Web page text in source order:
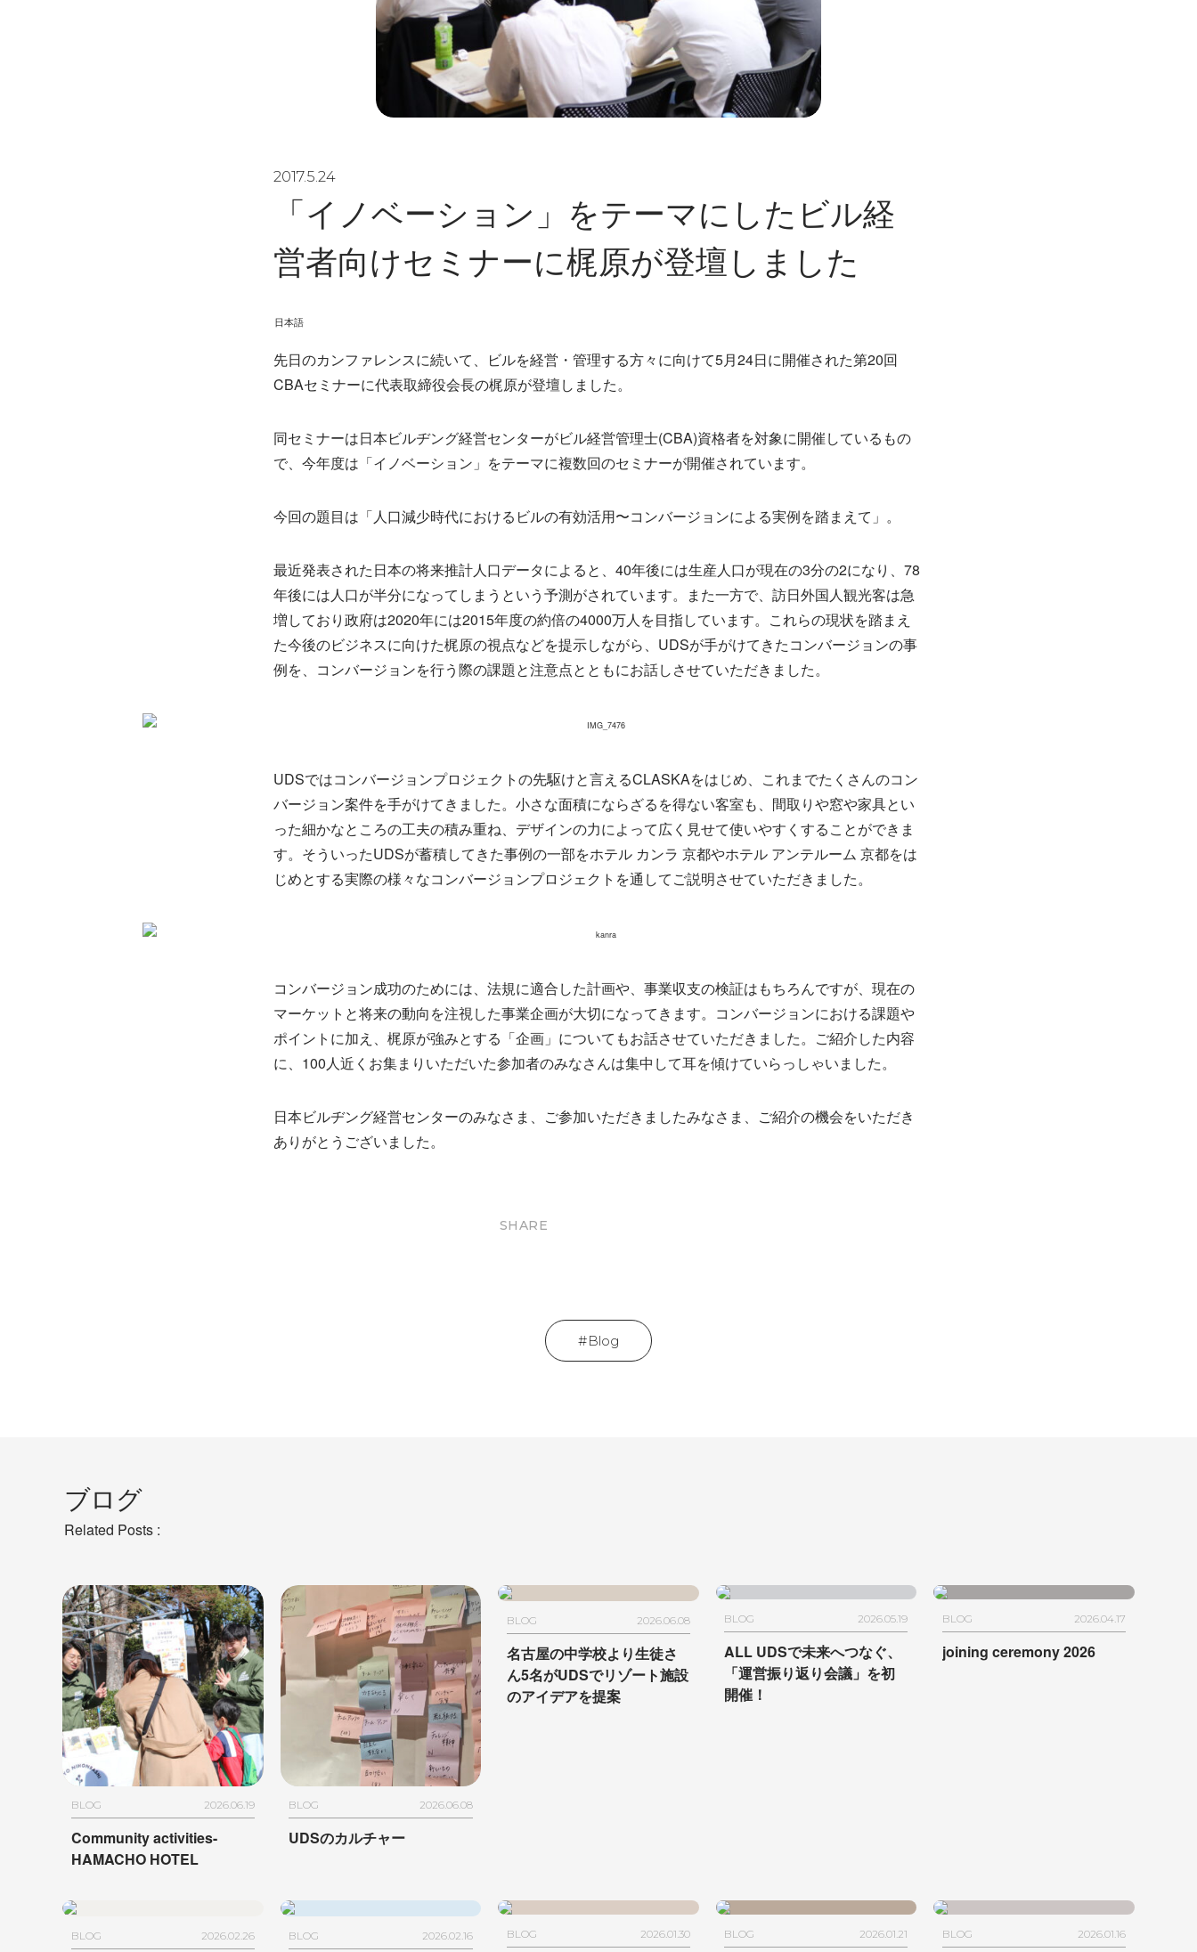
2017.5.24
「イノベーション」をテーマにしたビル経
営者向けセミナーに梶原が登壇しました
日本語
先日のカンファレンスに続いて、ビルを経営・管理する方々に向けて5月24日に開催された第20回
CBAセミナーに代表取締役会長の梶原が登壇しました。
同セミナーは日本ビルヂング経営センターがビル経営管理士(CBA)資格者を対象に開催しているもの
で、今年度は「イノベーション」をテーマに複数回のセミナーが開催されています。
今回の題目は「人口減少時代におけるビルの有効活用〜コンバージョンによる実例を踏まえて」。
最近発表された日本の将来推計人口データによると、40年後には生産人口が現在の3分の2になり、78
年後には人口が半分になってしまうという予測がされています。また一方で、訪日外国人観光客は急
増しており政府は2020年には2015年度の約倍の4000万人を目指しています。これらの現状を踏まえ
た今後のビジネスに向けた梶原の視点などを提示しながら、UDSが手がけてきたコンバージョンの事
例を、コンバージョンを行う際の課題と注意点とともにお話しさせていただきました。
UDSではコンバージョンプロジェクトの先駆けと言えるCLASKAをはじめ、これまでたくさんのコン
バージョン案件を手がけてきました。小さな面積にならざるを得ない客室も、間取りや窓や家具とい
った細かなところの工夫の積み重ね、デザインの力によって広く見せて使いやすくすることができま
す。そういったUDSが蓄積してきた事例の一部をホテル カンラ 京都やホテル アンテルーム 京都をは
じめとする実際の様々なコンバージョンプロジェクトを通してご説明させていただきました。
コンバージョン成功のためには、法規に適合した計画や、事業収支の検証はもちろんですが、現在の
マーケットと将来の動向を注視した事業企画が大切になってきます。コンバージョンにおける課題や
ポイントに加え、梶原が強みとする「企画」についてもお話させていただきました。ご紹介した内容
に、100人近くお集まりいただいた参加者のみなさんは集中して耳を傾けていらっしゃいました。
日本ビルヂング経営センターのみなさま、ご参加いただきましたみなさま、ご紹介の機会をいただき
ありがとうございました。
SHARE
Blog
ブログ
Related Posts :
BLOG 2026.06.19
Community activities-
HAMACHO HOTEL
BLOG 2026.06.08
UDSのカルチャー
BLOG 2026.06.08
名古屋の中学校より生徒さ
ん5名がUDSでリゾート施設
のアイデアを提案
BLOG 2026.05.19
ALL UDSで未来へつなぐ、
「運営振り返り会議」を初
開催！
BLOG 2026.04.17
joining ceremony 2026
BLOG 2026.02.26 BLOG 2026.02.16 BLOG 2026.01.30 BLOG 2026.01.21 BLOG 2026.01.16